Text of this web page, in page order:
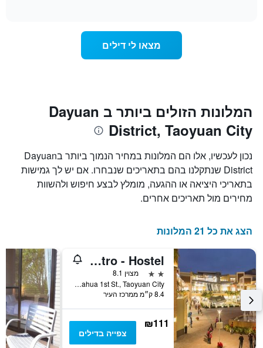
המחיר
הממוצע
של
חדר
במהלך
סוף
השבוע
זה
שנמצא
האחרונים
X
המציגים
את
מספר
הימים
שנותרו
עד
למועד
השהות
כולל
ציר
המציג
את
מחיר
הממוצע
של
חדר
מצאו לי דילים
המלונות הזולים ביותר ב Dayuan
District, Taoyuan City
נכון לעכשיו, אלו הם המלונות במחיר הנמוך ביותר בDayuan
District שנתקלנו בהם בתאריכים שנבחרו. אם יש לך גמישות
בתאריכי היציאה או ההגעה, מומלץ לבצע חיפוש ולהשוות
מחירים מול תאריכים אחרים.
הצג את כל 21 המלונות
Douzi Stay near Metro - Hostel
2 כוכבים
מצוין 8.1
No.32 Dahua 1st St., Taoyuan City, טייוואן
8.4 ק״מ ממרכז העיר
₪111
צפייה בדילים